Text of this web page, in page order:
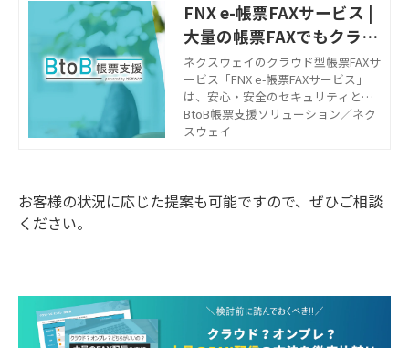
FNX e-帳票FAXサービス |
大量の帳票FAXでもクラウ
ドで短時間・確実に送信
ネクスウェイのクラウド型帳票FAXサ
ービス「FNX e-帳票FAXサービス」
は、安心・安全のセキュリティと多
彩な送信管理機能で、理想の帳票運
用を実現いたします。製造業・卸売
BtoB帳票支援ソリューション／ネク
スウェイ
お客様の状況に応じた提案も可能ですので、ぜひご相談
ください。